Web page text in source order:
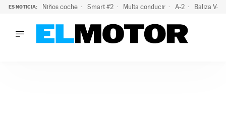
ES NOTICIA: Niños coche Smart #2 Multa conducir A-2 Baliza V-